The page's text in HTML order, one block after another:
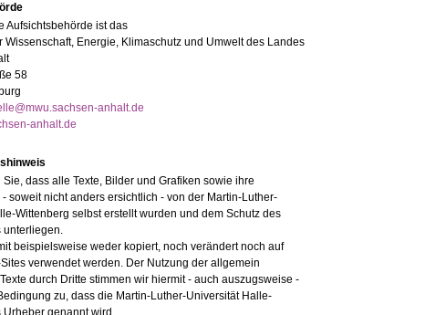
Aufsichtsbehörde ist das
Wissenschaft, Energie, Klimaschutz und Umwelt des Landes
58
anhalt.de
anhalt.de
Sie, dass alle Texte, Bilder und Grafiken sowie ihre
soweit nicht anders ersichtlich - von der Martin-Luther-
Wittenberg selbst erstellt wurden und dem Schutz des
unterliegen.
beispielsweise weder kopiert, noch verändert noch auf
verwendet werden. Der Nutzung der allgemein
durch Dritte stimmen wir hiermit - auch auszugsweise -
zu, dass die Martin-Luther-Universität Halle-